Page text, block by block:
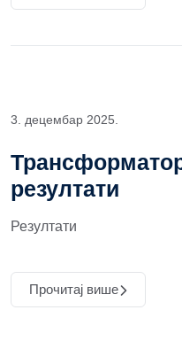
3. децембар 2025.
резултати
Резултати
Прочитај више